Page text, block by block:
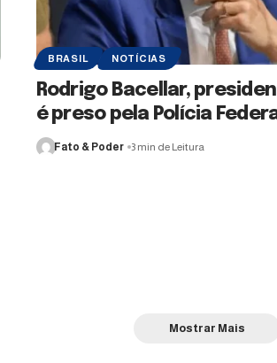
BRASIL NOTÍCIAS
Rodrigo Bacellar,
é preso pela Polícia
Fato & Poder 3 min de Leitura
Mostrar Mais